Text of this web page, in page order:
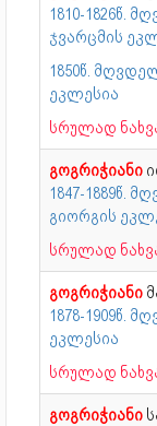
1810-1826წ.
ჯვარცმის
1850წ.
ეკლესია
სრულად
გოგრიჭიანი
1847-1889წ.
გიორგის
სრულად
გოგრიჭიანი
1878-1909წ.
ეკლესია
სრულად
გოგრიჭიანი